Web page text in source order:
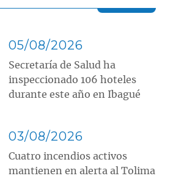
05/08/2026
Secretaría de Salud ha
inspeccionado 106 hoteles
durante este año en Ibagué
03/08/2026
Cuatro incendios activos
mantienen en alerta al Tolima